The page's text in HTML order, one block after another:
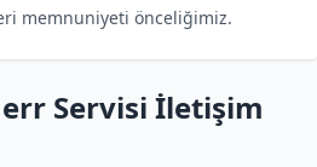
memnuniyeti önceliğimiz.
Servisi İletişim